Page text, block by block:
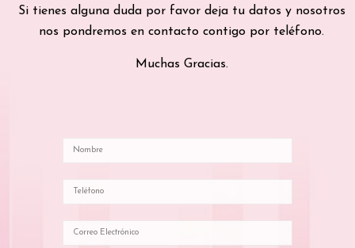
Si tienes alguna duda por favor deja tu datos y nosotros
nos pondremos en contacto contigo por teléfono.
Muchas Gracias.